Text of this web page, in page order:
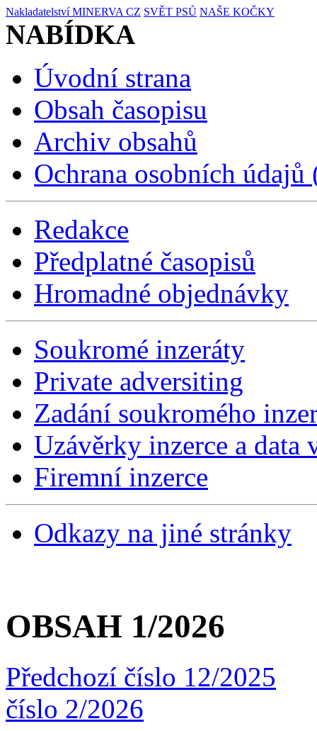
Nakladatelství MINERVA CZ SVĚT PSŮ NAŠE KOČKY
NABÍDKA
Úvodní strana
Obsah časopisu
Archiv obsahů
Ochrana osobních údajů
Redakce
Předplatné časopisů
Hromadné objednávky
Soukromé inzeráty
Private adversiting
Zadání soukromého
Uzávěrky inzerce a data
Firemní inzerce
Odkazy na jiné stránky
OBSAH 1/2026
Předchozí číslo 12/2025
číslo 2/2026